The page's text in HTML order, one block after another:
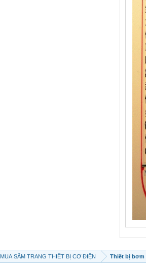
MUA SẮM TRANG THIẾT BỊ CƠ ĐIỆN Thiết bị bơm